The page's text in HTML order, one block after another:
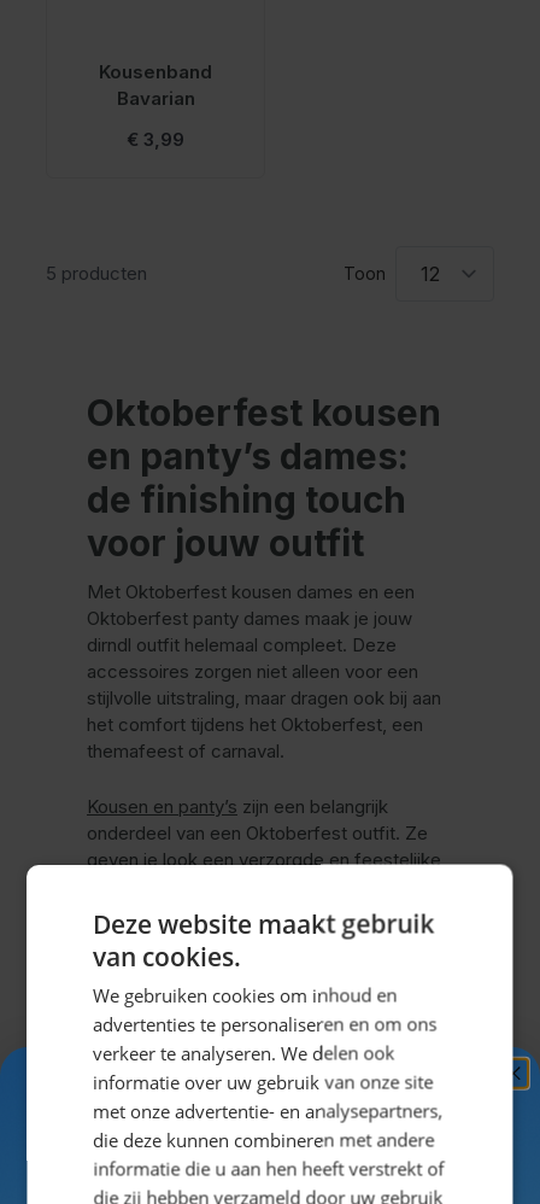
Kousenband
Bavarian
€ 3,99
5 producten Toon
Oktoberfest kousen
en panty’s dames:
de finishing touch
voor jouw outfit
Met Oktoberfest kousen dames en een
Oktoberfest panty dames maak je jouw
dirndl outfit helemaal compleet. Deze
accessoires zorgen niet alleen voor een
stijlvolle uitstraling, maar dragen ook bij aan
het comfort tijdens het Oktoberfest, een
themafeest of carnaval.
Kousen en panty’s zijn een belangrijk
onderdeel van een Oktoberfest outfit. Ze
geven je look een verzorgde en feestelijke
op elkaar aansluit. Veel vrouwen kiezen voor
kniekousen, maar ook panty’s zijn een
populaire optie, afhankelijk van de stijl van je
dirndl.
Binnen deze categorie vind je verschillende
soorten kousen en panty’s die perfect
passen bij jouw outfit. Denk aan klassieke
varianten of juist speelse modellen die jouw
look net dat beetje extra geven.
Deze website maakt gebruik
van cookies.
We gebruiken cookies om inhoud en
advertenties te personaliseren en om ons
verkeer te analyseren. We delen ook
informatie over uw gebruik van onze site
met onze advertentie- en analysepartners,
die deze kunnen combineren met andere
informatie die u aan hen heeft verstrekt of
die zij hebben verzameld door uw gebruik
Ontvang5%
KORTING!
Schrijf je nuin voor de nieuwsbrief en ontvang toegang